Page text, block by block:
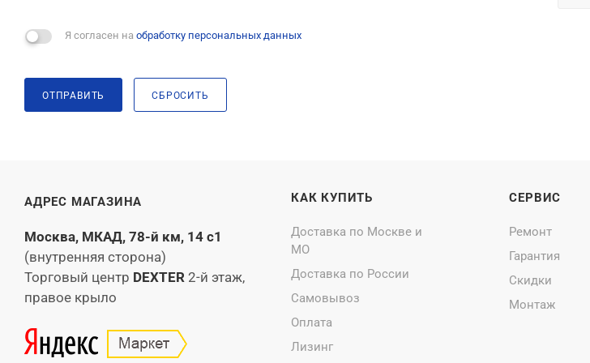
Я согласен на обработку персональных данных
ОТПРАВИТЬ СБРОСИТЬ
АДРЕС МАГАЗИНА
Москва, МКАД, 78-й км, 14 с1
(внутренняя сторона)
Торговый центр DEXTER 2-й этаж,
правое крыло
КАК КУПИТЬ
Доставка по Москве и
МО
Доставка по России
Самовывоз
Оплата
Лизинг
СЕРВИС
Ремонт
Гарантия
Скидки
Монтаж